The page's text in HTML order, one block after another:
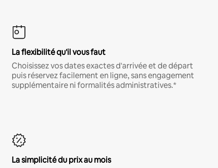
La flexibilité qu'il vous faut
Choisissez vos dates exactes d'arrivée et de départ
puis réservez facilement en ligne, sans engagement
supplémentaire ni formalités administratives.*
La simplicité du prix au mois